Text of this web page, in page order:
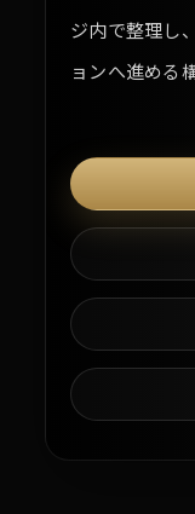
ジ内で整理し
ョンへ進める